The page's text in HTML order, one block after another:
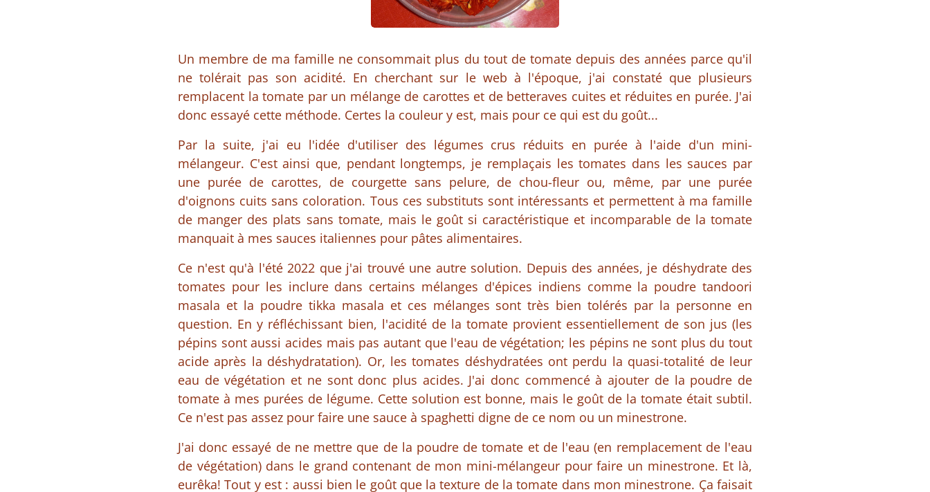
Un membre de ma famille ne consommait plus du tout de tomate depuis des années parce qu'il
ne tolérait pas son acidité. En cherchant sur le web à l'époque, j'ai constaté que plusieurs
remplacent la tomate par un mélange de carottes et de betteraves cuites et réduites en purée. J'ai
donc essayé cette méthode. Certes la couleur y est, mais pour ce qui est du goût...
Par la suite, j'ai eu l'idée d'utiliser des légumes crus réduits en purée à l'aide d'un mini-
mélangeur. C'est ainsi que, pendant longtemps, je remplaçais les tomates dans les sauces par
une purée de carottes, de courgette sans pelure, de chou-fleur ou, même, par une purée
d'oignons cuits sans coloration. Tous ces substituts sont intéressants et permettent à ma famille
de manger des plats sans tomate, mais le goût si caractéristique et incomparable de la tomate
manquait à mes sauces italiennes pour pâtes alimentaires.
Ce n'est qu'à l'été 2022 que j'ai trouvé une autre solution. Depuis des années, je déshydrate des
tomates pour les inclure dans certains mélanges d'épices indiens comme la poudre tandoori
masala et la poudre tikka masala et ces mélanges sont très bien tolérés par la personne en
question. En y réfléchissant bien, l'acidité de la tomate provient essentiellement de son jus (les
pépins sont aussi acides mais pas autant que l'eau de végétation; les pépins ne sont plus du tout
acide après la déshydratation). Or, les tomates déshydratées ont perdu la quasi-totalité de leur
eau de végétation et ne sont donc plus acides. J'ai donc commencé à ajouter de la poudre de
tomate à mes purées de légume. Cette solution est bonne, mais le goût de la tomate était subtil.
Ce n'est pas assez pour faire une sauce à spaghetti digne de ce nom ou un minestrone.
J'ai donc essayé de ne mettre que de la poudre de tomate et de l'eau (en remplacement de l'eau
de végétation) dans le grand contenant de mon mini-mélangeur pour faire un minestrone. Et là,
eurêka! Tout y est : aussi bien le goût que la texture de la tomate dans mon minestrone. Ça faisait